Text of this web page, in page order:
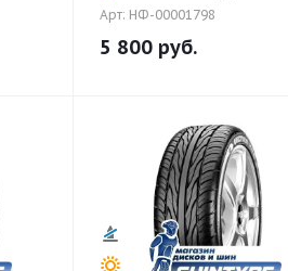
Арт: НФ-00001798
5 800 руб.